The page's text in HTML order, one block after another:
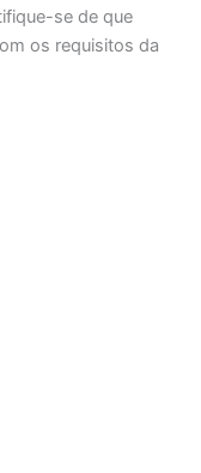
se de que
os requisitos da